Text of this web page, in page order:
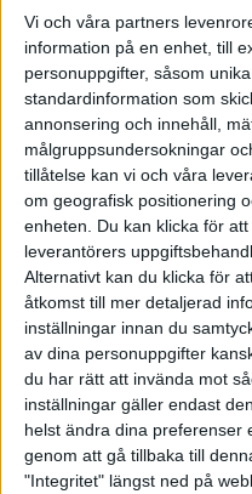
Vi och våra partners
information på en enhet, till
personuppgifter, såsom
standardinformation som
annonsering och innehåll,
målgruppsundersokningar
tillåtelse kan vi och våra
om geografisk positionering
enheten. Du kan klicka för
leverantörers
Alternativt kan du klicka för
åtkomst till mer detaljerad
inställningar innan du
av dina personuppgifter
du har rätt att invända mot
inställningar gäller endast
helst ändra dina preferenser
genom att gå tillbaka till
"Integritet" längst ned på
Anmälan
SM 2023
16 februari 2023 15:54